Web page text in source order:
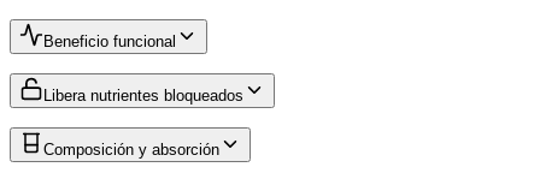
Beneficio funcional
Libera nutrientes bloqueados
Composición y absorción